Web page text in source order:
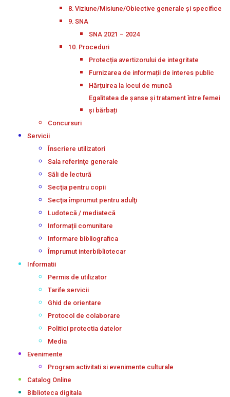
8. Viziune/Misiune/Obiective generale și specifice
9. SNA
SNA 2021 – 2024
10. Proceduri
Protecția avertizorului de integritate
Furnizarea de informații de interes public
Hărțuirea la locul de muncă
Egalitatea de șanse și tratament între femei
și bărbați
Concursuri
Servicii
Înscriere utilizatori
Sala referinţe generale
Săli de lectură
Secţia pentru copii
Secţia împrumut pentru adulţi
Ludotecă / mediatecă
Informații comunitare
Informare bibliografica
Împrumut interbibliotecar
Informatii
Permis de utilizator
Tarife servicii
Ghid de orientare
Protocol de colaborare
Politici protectia datelor
Media
Evenimente
Program activitati si evenimente culturale
Catalog Online
Biblioteca digitala